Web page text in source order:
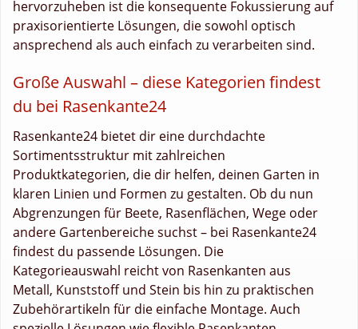
hervorzuheben ist die konsequente Fokussierung auf
praxisorientierte Lösungen, die sowohl optisch
ansprechend als auch einfach zu verarbeiten sind.
Große Auswahl – diese Kategorien findest
du bei Rasenkante24
Rasenkante24 bietet dir eine durchdachte
Sortimentsstruktur mit zahlreichen
Produktkategorien, die dir helfen, deinen Garten in
klaren Linien und Formen zu gestalten. Ob du nun
Abgrenzungen für Beete, Rasenflächen, Wege oder
andere Gartenbereiche suchst – bei Rasenkante24
findest du passende Lösungen. Die
Kategorieauswahl reicht von Rasenkanten aus
Metall, Kunststoff und Stein bis hin zu praktischen
Zubehörartikeln für die einfache Montage. Auch